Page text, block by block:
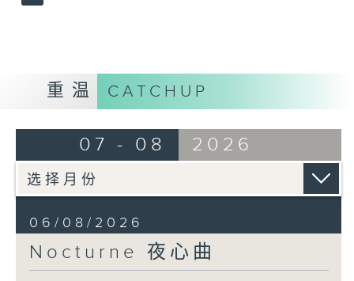
重温 CATCHUP
07 - 08 2026
06/08/2026
Nocturne 夜心曲